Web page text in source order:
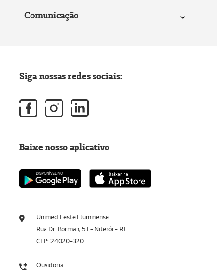
Comunicação
Unimed Leste Fluminense
Rua Dr. Borman, 51 - Niterói - RJ
CEP: 24020-320
Ouvidoria
Siga nossas redes sociais:
Baixe nosso aplicativo